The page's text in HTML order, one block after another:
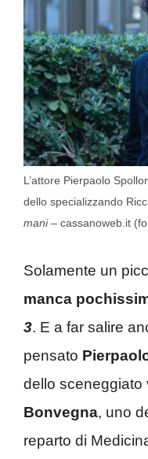
L’attore Pierpaolo
dello specializzando
mani– cassanoweb.it
Solamente un
manca
3. E a far salire
pensato
dello sceneggiato
Bonvegna, uno
reparto di